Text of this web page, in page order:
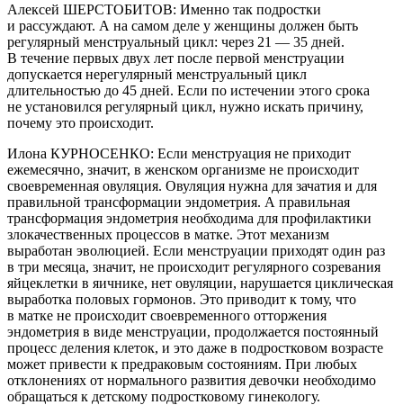
Алексей ШЕРСТОБИТОВ: Именно так подростки
и рассуждают. А на самом деле у женщины должен быть
регулярный менструальный цикл: через 21 — 35 дней.
В течение первых двух лет после первой менструации
допускается нерегулярный менструальный цикл
длительностью до 45 дней. Если по истечении этого срока
не установился регулярный цикл, нужно искать причину,
почему это происходит.
Илона КУРНОСЕНКО: Если менструация не приходит
ежемесячно, значит, в женском организме не происходит
своевременная овуляция. Овуляция нужна для зачатия и для
правильной трансформации эндометрия. А правильная
трансформация эндометрия необходима для профилактики
злокачественных процессов в матке. Этот механизм
выработан эволюцией. Если менструации приходят один раз
в три месяца, значит, не происходит регулярного созревания
яйцеклетки в яичнике, нет овуляции, нарушается циклическая
выработка половых гормонов. Это приводит к тому, что
в матке не происходит своевременного отторжения
эндометрия в виде менструации, продолжается постоянный
процесс деления клеток, и это даже в подростковом возрасте
может привести к предраковым состояниям. При любых
отклонениях от нормального развития девочки необходимо
обращаться к детскому подростковому гинекологу.